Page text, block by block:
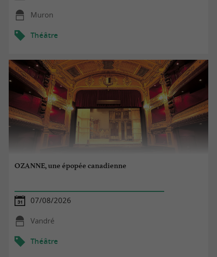
Muron
Théâtre
OZANNE, une épopée canadienne
07/08/2026
Vandré
Théâtre